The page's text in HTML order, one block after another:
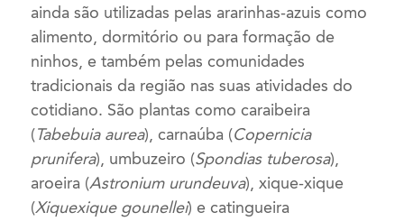
ainda são utilizadas pelas ararinhas-azuis como
alimento, dormitório ou para formação de
ninhos, e também pelas comunidades
tradicionais da região nas suas atividades do
cotidiano. São plantas como caraibeira
(Tabebuia aurea), carnaúba (Copernicia
prunifera), umbuzeiro (Spondias tuberosa),
aroeira (Astronium urundeuva), xique-xique
(Xiquexique gounellei) e catingueira